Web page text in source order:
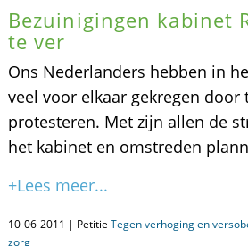
Bezuinigingen kabinet
te ver
Ons Nederlanders hebben in
veel voor elkaar gekregen door
protesteren. Met zijn allen de
het kabinet en omstreden
+Lees meer...
10-06-2011 | Petitie Tegen verhoging en
zorg